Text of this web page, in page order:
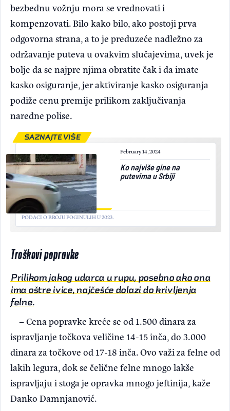
bezbednu vožnju mora se vrednovati i
kompenzovati. Bilo kako bilo, ako postoji prva
odgovorna strana, a to je preduzeće nadležno za
održavanje puteva u ovakvim slučajevima, uvek je
bolje da se najpre njima obratite čak i da imate
kasko osiguranje, jer aktiviranje kasko osiguranja
podiže cenu premije prilikom zaključivanja
naredne polise.
February 14, 2024
Ko najviše gine na
putevima u Srbiji
PODACI O BROJU POGINULIH U 2023.
SAZNAJTE VIŠE
Troškovi popravke
Prilikom jakog udarca u rupu, posebno ako ona
ima oštre ivice, najčešće dolazi do krivljenja
felne.
– Cena popravke kreće se od 1.500 dinara za
ispravljanje točkova veličine 14-15 inča, do 3.000
dinara za točkove od 17-18 inča. Ovo važi za felne od
lakih legura, dok se čelične felne mnogo lakše
ispravljaju i stoga je opravka mnogo jeftinija, kaže
Danko Damnjanović.